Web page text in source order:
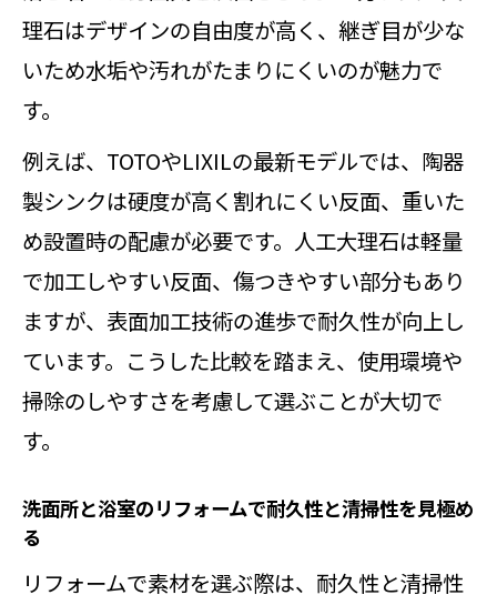
理石はデザインの自由度が高く、継ぎ目が少な
いため水垢や汚れがたまりにくいのが魅力で
す。
例えば、TOTOやLIXILの最新モデルでは、陶器
製シンクは硬度が高く割れにくい反面、重いた
め設置時の配慮が必要です。人工大理石は軽量
で加工しやすい反面、傷つきやすい部分もあり
ますが、表面加工技術の進歩で耐久性が向上し
ています。こうした比較を踏まえ、使用環境や
掃除のしやすさを考慮して選ぶことが大切で
す。
洗面所と浴室のリフォームで耐久性と清掃性を見極め
る
リフォームで素材を選ぶ際は、耐久性と清掃性